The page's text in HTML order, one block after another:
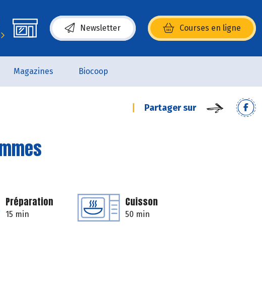
Newsletter Courses en ligne
(s’ouvre dans une nouvelle fenêtre)
Magazines Biocoop
Partager sur
Préparation
15 min
Cuisson
50 min